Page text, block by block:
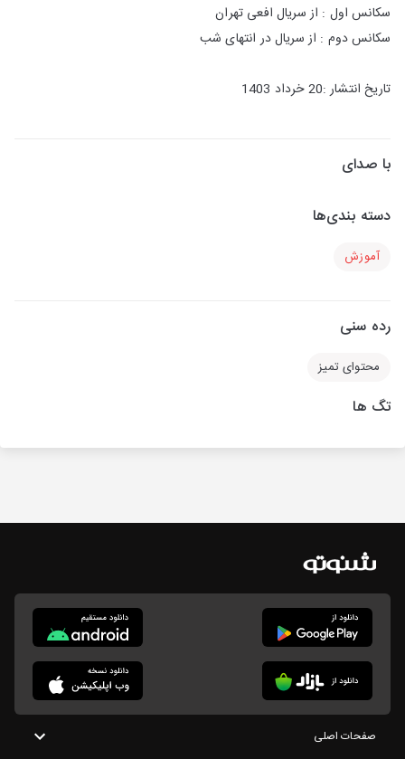
سکانس اول : از سریال افعی تهران
سکانس دوم : از سریال در انتهای شب
تاریخ انتشار :20 خرداد 1403
با صدای
دسته بندی‌ها
آموزش
رده سنی
محتوای تمیز
تگ ها
صفحات اصلی